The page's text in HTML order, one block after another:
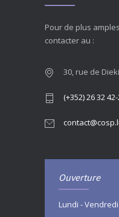
Pour de plus
contacter au :
30, rue de
(+352) 26 32
Ouverture
Lundi - Vendredi